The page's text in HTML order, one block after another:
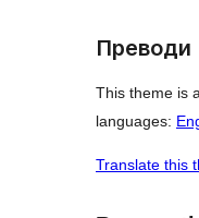
Преводи
This theme is
languages:
Translate this